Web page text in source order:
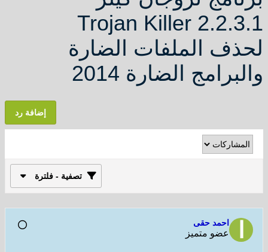
Trojan Killer
الملفات الضارة
الضارة 2014
إضافة رد
تصفية - فلترة
احمد حقى
عضو متميز